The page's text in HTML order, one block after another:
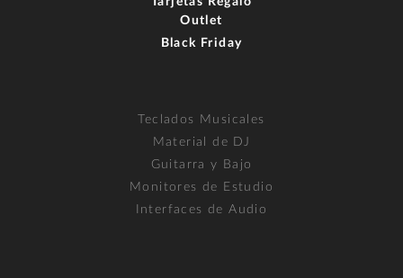
Outlet
Black Friday
Teclados Musicales
Material de DJ
Guitarra y Bajo
Monitores de Estudio
Interfaces de Audio